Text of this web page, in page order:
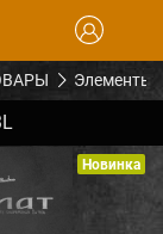
Элементы
Новинка